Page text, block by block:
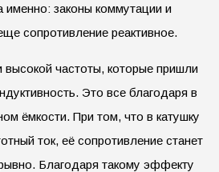
законы коммутации и
сопротивление реактивное.
частоты, которые пришли
Это все благодаря в
ёмкости. При том, что в катушку
ток, её сопротивление станет
Благодаря такому эффекту